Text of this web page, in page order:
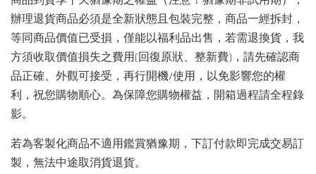
辦理退貨商品必須是全新狀態且包裝完整，商品一經拆封，
等同商品價值已受損，僅能以福利品出售，若需退換貨，我
方須收取價值損失之費用(回復原狀、整新費)，請先確認商
品正確、外觀可接受，再行開機/使用，以免影響您的權
利，祝您購物順心。為保障您購物權益，開箱過程請全程錄
影。
若為客製化商品不適用鑑賞猶豫期，下訂付款即完成交易訂
製，無法中途取消貨退貨。